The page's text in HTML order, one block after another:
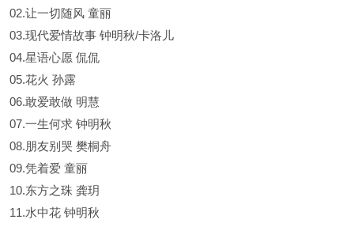
02.让一切随风 童丽
03.现代爱情故事 钟明秋/卡洛儿
04.星语心愿 侃侃
05.花火 孙露
06.敢爱敢做 明慧
07.一生何求 钟明秋
08.朋友别哭 樊桐舟
09.凭着爱 童丽
10.东方之珠 龚玥
11.水中花 钟明秋